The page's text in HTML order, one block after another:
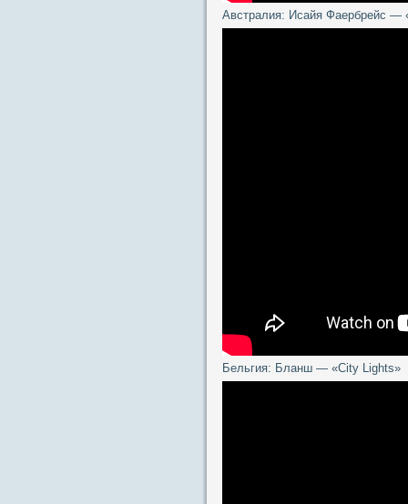
Австралия: Исайя Фаербрейс —
Бельгия: Бланш — «City Lights»